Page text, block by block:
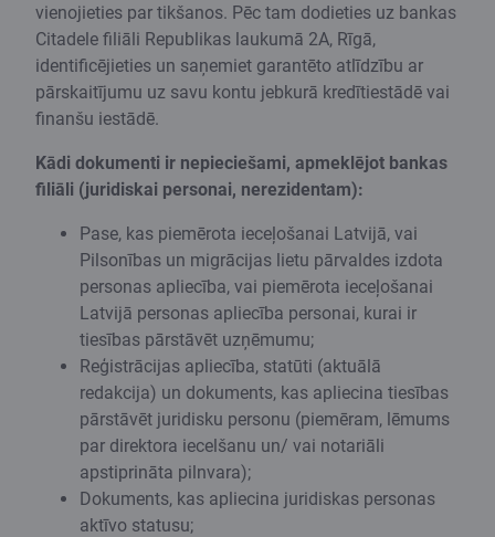
vienojieties par tikšanos. Pēc tam dodieties uz bankas
Citadele filiāli Republikas laukumā 2A, Rīgā,
identificējieties un saņemiet garantēto atlīdzību ar
pārskaitījumu uz savu kontu jebkurā kredītiestādē vai
finanšu iestādē.
Kādi dokumenti ir nepieciešami, apmeklējot bankas
filiāli (juridiskai personai, nerezidentam):
Pase, kas piemērota ieceļošanai Latvijā, vai
Pilsonības un migrācijas lietu pārvaldes izdota
personas apliecība, vai piemērota ieceļošanai
Latvijā personas apliecība personai, kurai ir
tiesības pārstāvēt uzņēmumu;
Reģistrācijas apliecība, statūti (aktuālā
redakcija) un dokuments, kas apliecina tiesības
pārstāvēt juridisku personu (piemēram, lēmums
par direktora iecelšanu un/ vai notariāli
apstiprināta pilnvara);
Dokuments, kas apliecina juridiskas personas
aktīvo statusu;